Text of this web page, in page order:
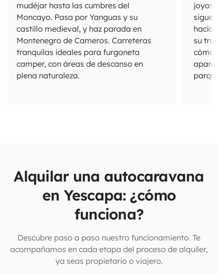
mudéjar hasta las cumbres del
Moncayo. Pasa por Yanguas y su
castillo medieval, y haz parada en
Montenegro de Cameros. Carreteras
tranquilas ideales para furgoneta
camper, con áreas de descanso en
plena naturaleza.
joyas
sigue
hacia
su
Alquilar una autocaravana
en Yescapa: ¿cómo
funciona?
Descubre paso a paso nuestro funcionamiento. Te
acompañamos en cada etapa del proceso de alquiler,
ya seas propietario o viajero.